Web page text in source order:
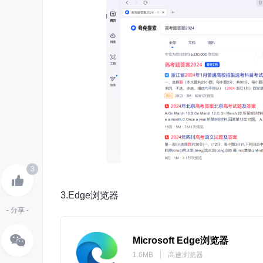
3.Edge浏览器
Microsoft Edge浏览器
1.6MB 高速浏览器
3
- 分享 -